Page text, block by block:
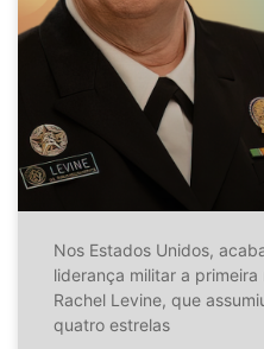
Nos Estados Unidos,
liderança militar a
Rachel Levine, que
quatro estrelas